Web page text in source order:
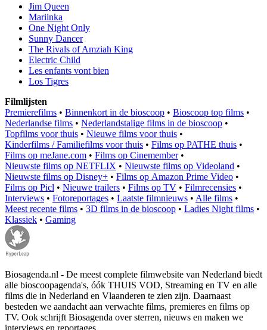
Jim Queen
Mariinka
One Night Only
Sunny Dancer
The Rivals of Amziah King
Electric Child
Les enfants vont bien
Los Tigres
Filmlijsten
Premierefilms • Binnenkort in de bioscoop • Bioscoop top films •
Nederlandse films • Nederlandstalige films in de bioscoop •
Topfilms voor thuis • Nieuwe films voor thuis •
Kinderfilms / Familiefilms voor thuis • Films op PATHE thuis •
Films op meJane.com • Films op Cinemember•
Nieuwste films op NETFLIX • Nieuwste films op Videoland •
Nieuwste films op Disney+ • Films op Amazon Prime Video •
Films op Picl • Nieuwe trailers • Films op TV • Filmrecensies •
Interviews • Fotoreportages • Laatste filmnieuws • Alle films •
Meest recente films • 3D films in de bioscoop • Ladies Night films •
Klassiek • Gaming
Biosagenda.nl - De meest complete filmwebsite van Nederland biedt
alle bioscoopagenda's, óók THUIS VOD, Streaming en TV en alle
films die in Nederland en Vlaanderen te zien zijn. Daarnaast
besteden we aandacht aan verwachte films, premieres en films op
TV. Ook schrijft Biosagenda over sterren, nieuws en maken we
interviews en reportages.